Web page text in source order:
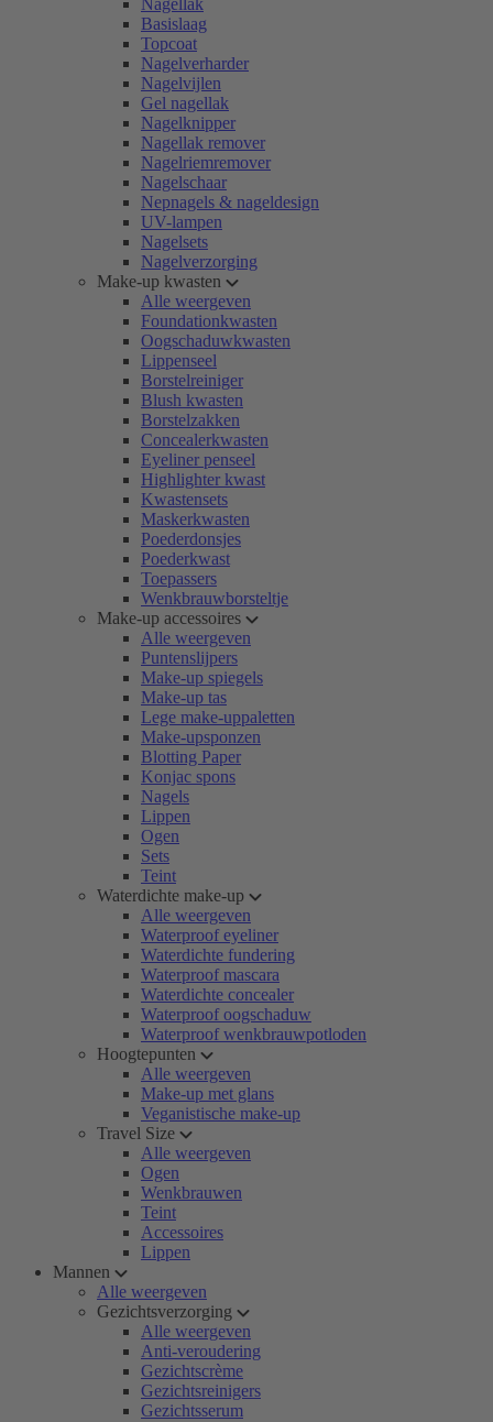
Nagellak
Basislaag
Topcoat
Nagelverharder
Nagelvijlen
Gel nagellak
Nagelknipper
Nagellak remover
Nagelriemremover
Nagelschaar
Nepnagels & nageldesign
UV-lampen
Nagelsets
Nagelverzorging
Make-up kwasten
Alle weergeven
Foundationkwasten
Oogschaduwkwasten
Lippenseel
Borstelreiniger
Blush kwasten
Borstelzakken
Concealerkwasten
Eyeliner penseel
Highlighter kwast
Kwastensets
Maskerkwasten
Poederdonsjes
Poederkwast
Toepassers
Wenkbrauwborsteltje
Make-up accessoires
Alle weergeven
Puntenslijpers
Make-up spiegels
Make-up tas
Lege make-uppaletten
Make-upsponzen
Blotting Paper
Konjac spons
Nagels
Lippen
Ogen
Sets
Teint
Waterdichte make-up
Alle weergeven
Waterproof eyeliner
Waterdichte fundering
Waterproof mascara
Waterdichte concealer
Waterproof oogschaduw
Waterproof wenkbrauwpotloden
Hoogtepunten
Alle weergeven
Make-up met glans
Veganistische make-up
Travel Size
Alle weergeven
Ogen
Wenkbrauwen
Teint
Accessoires
Lippen
Mannen
Alle weergeven
Gezichtsverzorging
Alle weergeven
Anti-veroudering
Gezichtscrème
Gezichtsreinigers
Gezichtsserum